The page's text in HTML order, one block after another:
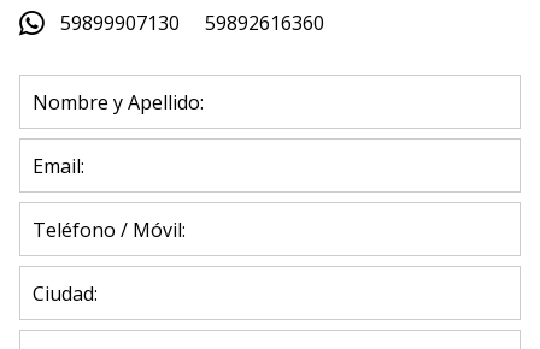
59899907130
59892616360